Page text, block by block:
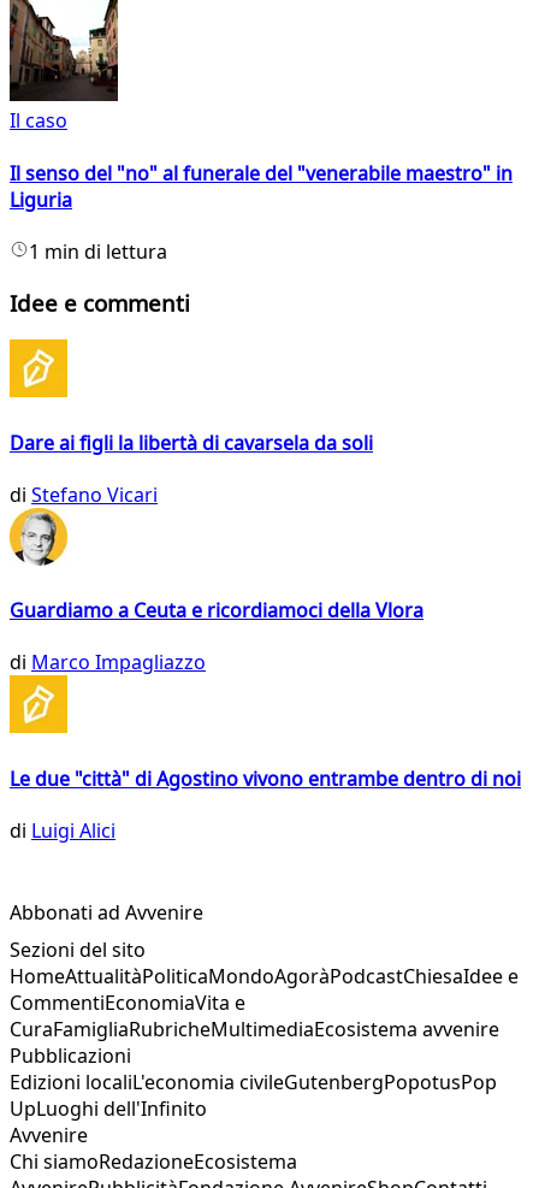
Il caso
Il senso del "no" al funerale del "venerabile maestro" in
Liguria
1 min di lettura
Idee e commenti
Dare ai figli la libertà di cavarsela da soli
di Stefano Vicari
Guardiamo a Ceuta e ricordiamoci della Vlora
di Marco Impagliazzo
Le due "città" di Agostino vivono entrambe dentro di noi
di Luigi Alici
Abbonati ad Avvenire
Sezioni del sito
HomeAttualitàPoliticaMondoAgoràPodcastChiesaIdee e
CommentiEconomiaVita e
CuraFamigliaRubricheMultimediaEcosistema avvenire
Pubblicazioni
Edizioni localiL'economia civileGutenbergPopotusPop
UpLuoghi dell'Infinito
Avvenire
Chi siamoRedazioneEcosistema